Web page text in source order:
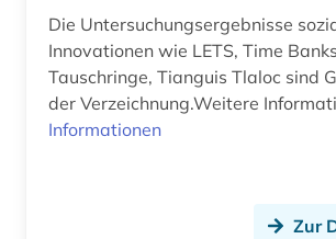
limondjian (1)
linguistik (2)
Die Untersuchungsergebnisse
Innovationen wie LETS, Time
Tauschringe, Tianguis Tlaloc sind
der Verzeichnung.Weitere
Informationen
Zur